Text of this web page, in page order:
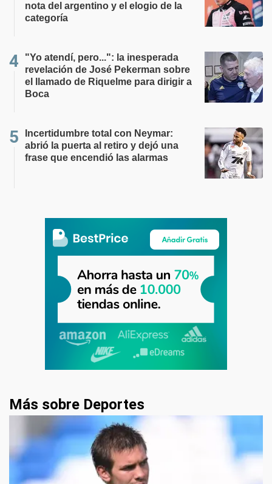
nota del argentino y el elogio de la
categoría
"Yo atendí, pero...": la inesperada
revelación de José Pekerman sobre
el llamado de Riquelme para dirigir a
Boca
Incertidumbre total con Neymar:
abrió la puerta al retiro y dejó una
frase que encendió las alarmas
Más sobre Deportes